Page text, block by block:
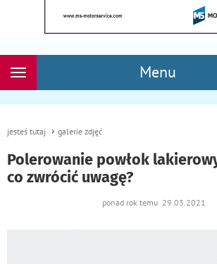
Menu
Rozwiń
jesteś tutaj galerie zdjęć
Polerowanie powłok
co zwrócić uwagę?
ponad rok temu 29.03.2021